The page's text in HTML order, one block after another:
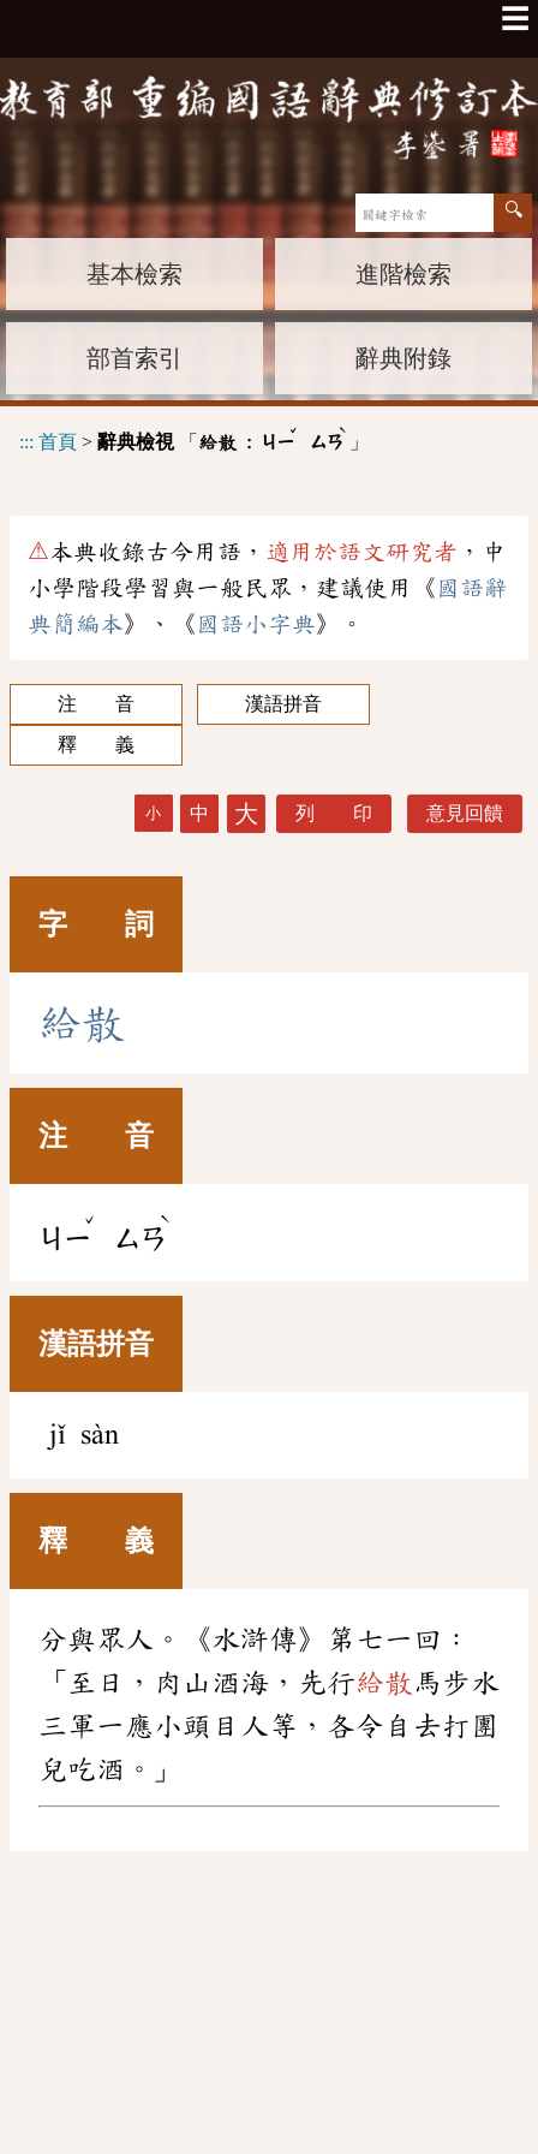
☰
基本檢索 進階檢索
部首索引 辭典附錄
::: 首頁 > 辭典檢視「 給散 : ㄐㄧ
ˇ
ㄙㄢ
ˋ
」
⚠本典收錄古今用語， 適用於語文研究者 ，中
小學階段學習與一般民眾，建議使用《 國語辭
典簡編本》、《 國語小字典》。
注 音
漢語拼音
釋 義
小 中 大 列 印 意見回饋
字 詞
給散
注 音
ㄐㄧ
ˇ
ㄙㄢ
ˋ
漢語拼音
jǐ sàn
釋 義
分與眾人。《水滸傳》第七一回：
「至日，肉山酒海，先行給散 馬步水
三軍一應小頭目人等，各令自去打團
兒吃酒。」